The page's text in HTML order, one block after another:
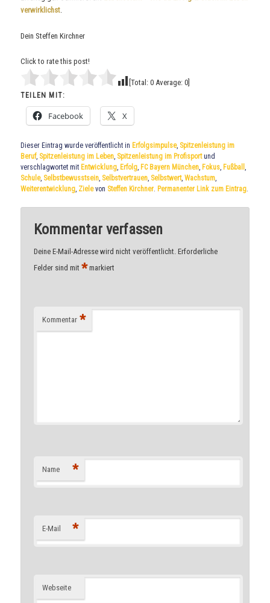
verwirklichst.
Dein Steffen Kirchner
Click to rate this post!
[Total:0 Average:0]
TEILEN MIT:
Facebook X
Dieser Eintrag wurde veröffentlicht in Erfolgsimpulse, Spitzenleistung im
Beruf, Spitzenleistung im Leben Spitzenleistung im Profisportund
verschlagwortet mit Entwicklung Erfolg FC Bayern München Fokus Fußball
Schule, Selbstbewusstsein Selbstvertrauen Selbstwert,Wachstum
Weiterentwicklung Zielevon Steffen Kirchner Permanenter Link zum Eintrag
Kommentar verfassen
Deine E-Mail-Adresse wird nicht veröffentlicht. Erforderliche
Felder sind mit*markiert
Kommentar *
Name *
E-Mail *
Webseite